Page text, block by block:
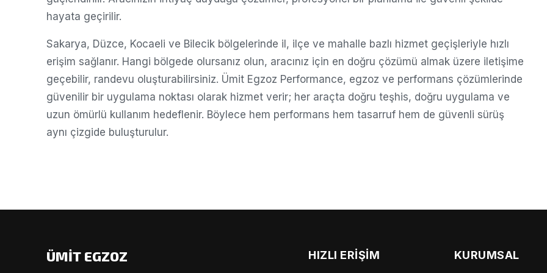
hayata geçirilir.
Sakarya, Düzce, Kocaeli ve Bilecik bölgelerinde il, ilçe ve mahalle bazlı hizmet geçişleriyle hızlı
erişim sağlanır. Hangi bölgede olursanız olun, aracınız için en doğru çözümü almak üzere iletişime
geçebilir, randevu oluşturabilirsiniz. Ümit Egzoz Performance, egzoz ve performans çözümlerinde
güvenilir bir uygulama noktası olarak hizmet verir; her araçta doğru teşhis, doğru uygulama ve
uzun ömürlü kullanım hedeflenir. Böylece hem performans hem tasarruf hem de güvenli sürüş
aynı çizgide buluşturulur.
ÜMİT EGZOZ HIZLI ERIŞIM KURUMSAL